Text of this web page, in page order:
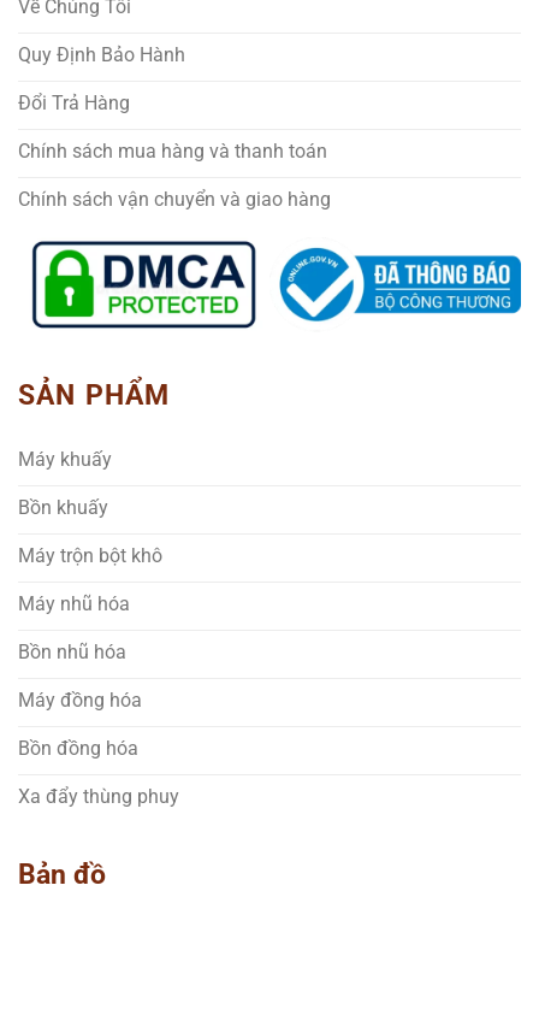
Về Chúng Tôi
Quy Định Bảo Hành
Đổi Trả Hàng
Chính sách mua hàng và thanh toán
Chính sách vận chuyển và giao hàng
SẢN PHẨM
Máy khuấy
Bồn khuấy
Máy trộn bột khô
Máy nhũ hóa
Bồn nhũ hóa
Máy đồng hóa
Bồn đồng hóa
Xa đẩy thùng phuy
Bản đồ